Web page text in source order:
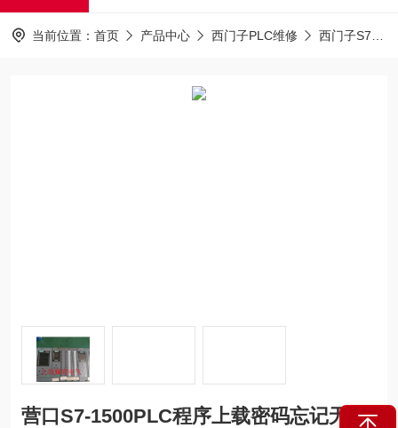
当前位置： 首页 产品中心 西门子PLC维修 西门子S7-1500PLC解密
营口S7-1500PLC程序上载密码忘记无损